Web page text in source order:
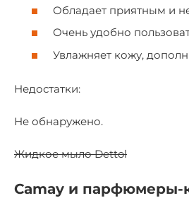
Обладает приятным и
Очень удобно
Увлажняет кожу,
Недостатки:
Не обнаружено.
Жидкое мыло Dettol
Camay и парфюмеры-